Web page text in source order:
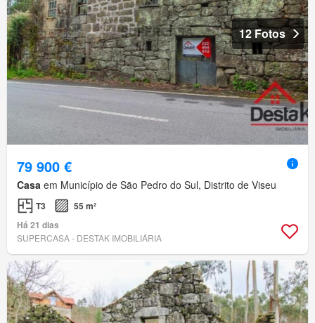
12 Fotos
79 900 €
Casa em Município de São Pedro do Sul, Distrito de Viseu
T3
55 m²
Há 21 dias
SUPERCASA - DESTAK IMOBILIÁRIA